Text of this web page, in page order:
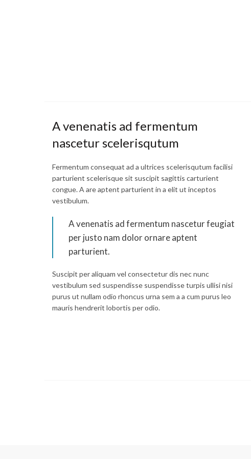
A venenatis ad fermentum
nascetur scelerisqutum
Fermentum consequat ad a ultrices scelerisqutum facilisi
parturient scelerisque sit suscipit sagittis carturient
congue. A are aptent parturient in a elit ut inceptos
vestibulum.
A venenatis ad fermentum nascetur feugiat
per justo nam dolor ornare aptent
parturient.
Suscipit per aliquam vel consectetur dis nec nunc
vestibulum sed suspendisse suspendisse turpis ullisi nisi
purus ut nullam odio rhoncus urna sem a a cum purus leo
mauris hendrerit lobortis per odio.